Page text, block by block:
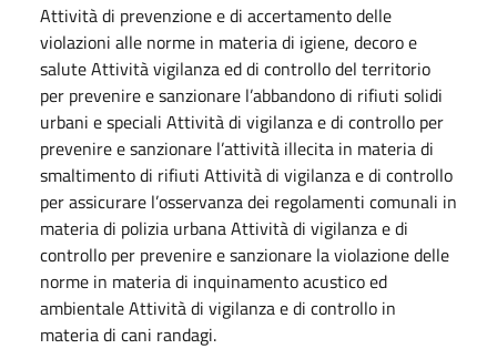
Attività di prevenzione e di accertamento delle
violazioni alle norme in materia di igiene, decoro e
salute Attività vigilanza ed di controllo del territorio
per prevenire e sanzionare l’abbandono di rifiuti solidi
urbani e speciali Attività di vigilanza e di controllo per
prevenire e sanzionare l’attività illecita in materia di
smaltimento di rifiuti Attività di vigilanza e di controllo
per assicurare l’osservanza dei regolamenti comunali in
materia di polizia urbana Attività di vigilanza e di
controllo per prevenire e sanzionare la violazione delle
norme in materia di inquinamento acustico ed
ambientale Attività di vigilanza e di controllo in
materia di cani randagi.